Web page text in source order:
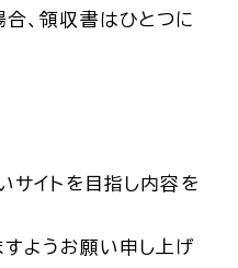
、領収書はひとつに
サイトを目指し内容を
ようお願い申し上げ